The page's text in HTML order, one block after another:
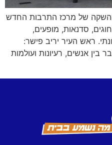
ההשקה של מרכז התרבות החדש
סדנאות, מופעים,
ראש העיר יריב פישר:
אנשים, רעיונות ועולמות